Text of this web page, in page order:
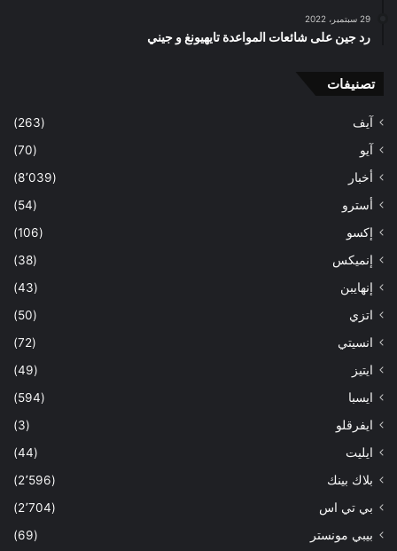
29 سبتمبر، 2022
رد جين على شائعات المواعدة تايهيونغ و جيني
تصنيفات
آيف
(263)
آيو
(70)
أخبار
(8٬039)
أسترو
(54)
إكسو
(106)
إنميكس
(38)
إنهايبن
(43)
اتزي
(50)
انسيتي
(72)
ايتيز
(49)
ايسبا
(594)
ايفرقلو
(3)
ايليت
(44)
بلاك بينك
(2٬596)
بي تي اس
(2٬704)
بيبي مونستر
(69)